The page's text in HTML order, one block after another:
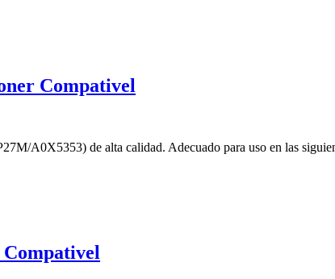
Compativel
A0X5353) de alta calidad. Adecuado para uso en las